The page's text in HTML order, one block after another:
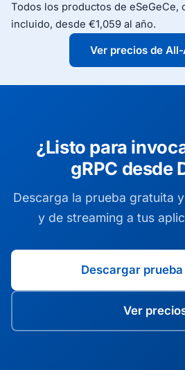
Todos los productos de eSeGeCe,
incluido, desde €1,059 al año.
Ver precios de
¿Listo para
gRPC desde
Descarga la prueba gratuita
y de streaming a tus
Descargar
Ver